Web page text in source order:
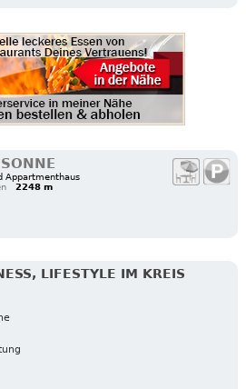
Appartmenthaus
2248 m
LIFESTYLE IM KREIS